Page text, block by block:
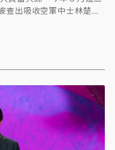
查出吸收空軍中士林楚
，蒐集前總統蔡英文
罪起訴。台北地院今判魯
案可上訴。